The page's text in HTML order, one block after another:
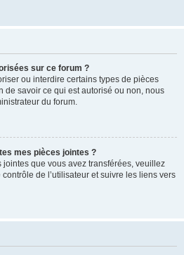
sur ce forum ?
ou interdire certains types de pièces
de savoir ce qui est autorisé ou non, nous
du forum.
mes pièces jointes ?
jointes que vous avez transférées, veuillez
de l’utilisateur et suivre les liens vers